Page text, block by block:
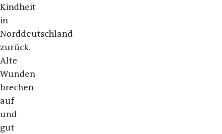
Kindheit
in
Norddeutschland
zurück.
Alte
Wunden
brechen
auf
und
gut